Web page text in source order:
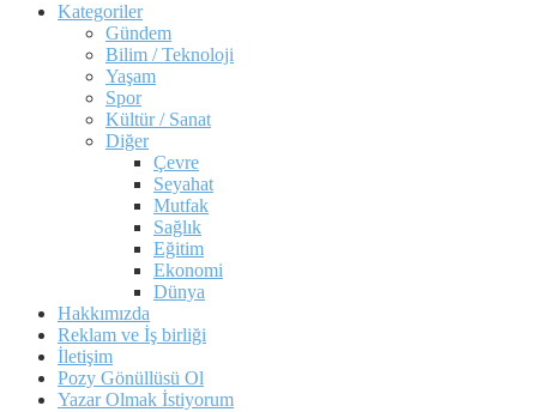
Kategoriler
Gündem
Bilim / Teknoloji
Yaşam
Spor
Kültür / Sanat
Diğer
Çevre
Seyahat
Mutfak
Sağlık
Eğitim
Ekonomi
Dünya
Hakkımızda
Reklam ve İş birliği
İletişim
Pozy Gönüllüsü Ol
Yazar Olmak İstiyorum